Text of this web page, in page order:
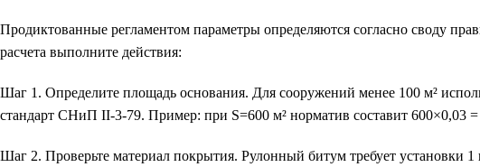
Продиктованные регламентом параметры определяются согласно своду
расчета выполните действия:
Шаг 1. Определите площадь основания. Для сооружений менее 100 м²
стандарт СНиП II-3-79. Пример: при S=600 м² норматив составит 600×0,03 =
Шаг 2. Проверьте материал покрытия. Рулонный битум требует